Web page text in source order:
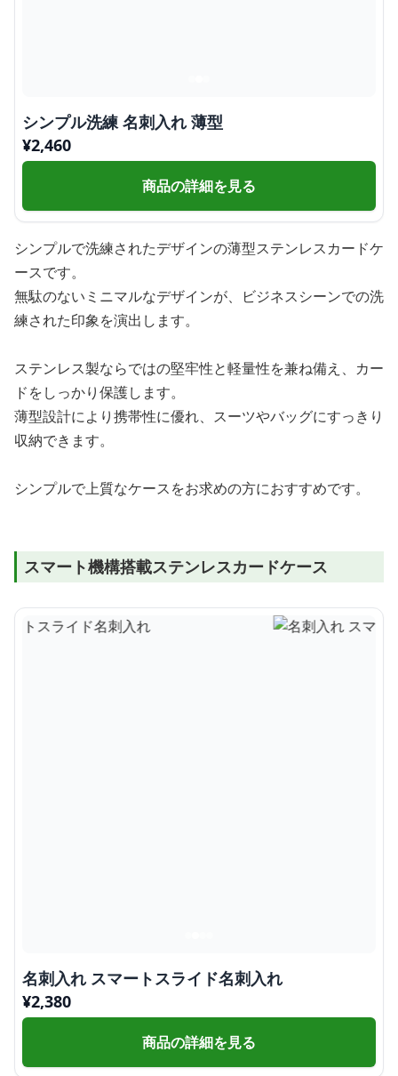
シンプル洗練 名刺入れ 薄型
¥2,460
商品の詳細を見る
シンプルで洗練されたデザインの薄型ステンレスカードケ
ースです。
無駄のないミニマルなデザインが、ビジネスシーンでの洗
練された印象を演出します。
ステンレス製ならではの堅牢性と軽量性を兼ね備え、カー
ドをしっかり保護します。
薄型設計により携帯性に優れ、スーツやバッグにすっきり
収納できます。
シンプルで上質なケースをお求めの方におすすめです。
スマート機構搭載ステンレスカードケース
名刺入れ スマートスライド名刺入れ
¥2,380
商品の詳細を見る